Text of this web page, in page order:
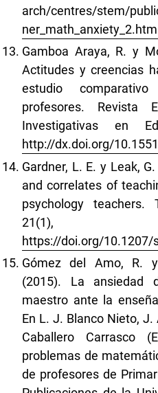
arch/centres/stem/
ner_math_anxiety_2.htm
Gamboa Araya, R. y
Actitudes y creencias
estudio
profesores. Revista
Investigativas en
http://dx.doi.org/
Gardner, L. E. y Leak,
and correlates of
psychology teachers.
21(1),
https://doi.org/10.1207/
Gómez del Amo, R.
(2015). La ansiedad
maestro ante la
En L. J. Blanco Nieto,
Caballero Carrasco
problemas de
de profesores de